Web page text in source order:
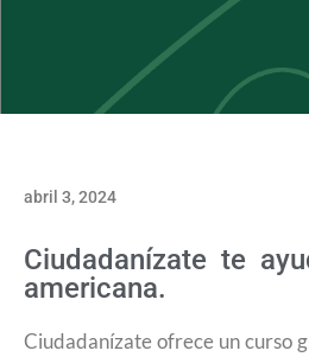
abril 3, 2024
Ciudadanízate te
americana.
Ciudadanízate ofrece un curso